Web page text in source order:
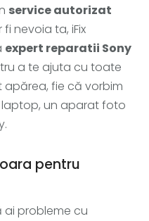
service autorizat
fi nevoia ta, iFix
expert reparatii Sony
a te ajuta cu toate
fie că vorbim
laptop, un aparat foto
pentru
probleme cu